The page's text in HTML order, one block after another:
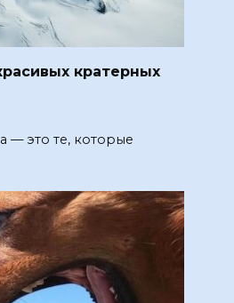
кратерных
— это те, которые